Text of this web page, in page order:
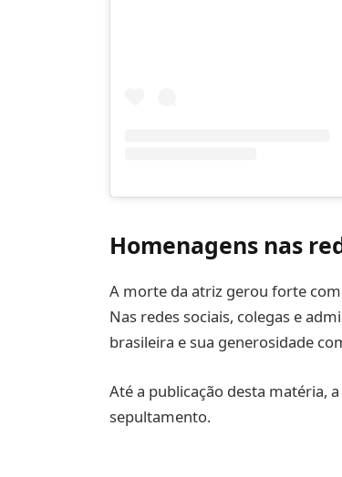
Homenagens nas
A morte da atriz gerou forte
Nas redes sociais, colegas e
brasileira e sua generosidade
Até a publicação desta matéria,
sepultamento.